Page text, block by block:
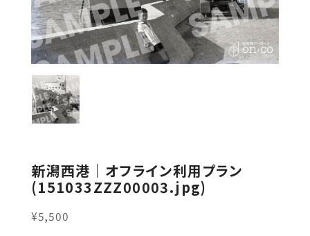
新潟西港｜オフライン利用プラン
(151033ZZZ00003.jpg)
¥5,500